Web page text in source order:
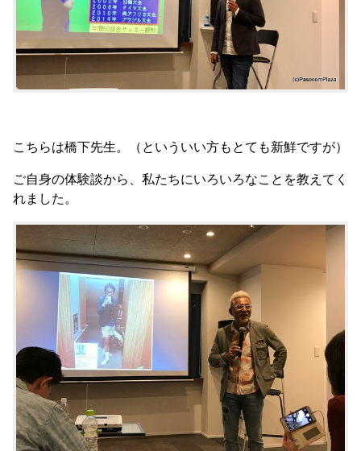
こちらは橋下先生。（といういい方もとても新鮮ですが）
ご自身の体験談から、私たちにいろいろなことを教えてく
れました。